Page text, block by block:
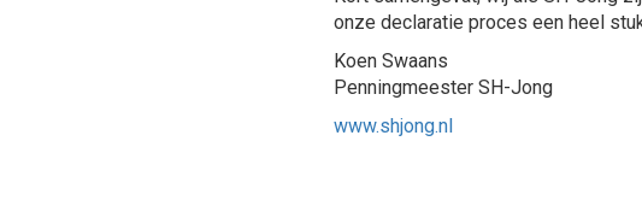
onze declaratie proces een heel
Koen Swaans
Penningmeester SH-Jong
www.shjong.nl